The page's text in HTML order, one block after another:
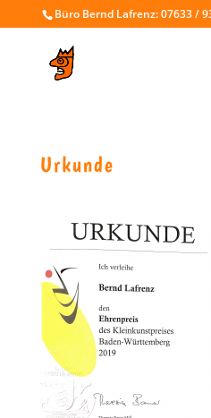
Büro Bernd Lafrenz: 07633 /
Urkunde